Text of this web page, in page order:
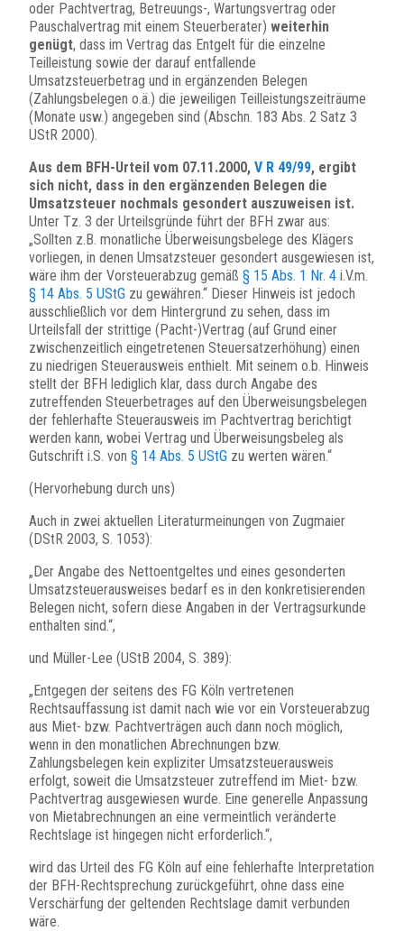
oder Pachtvertrag, Betreuungs-, Wartungsvertrag oder
Pauschalvertrag mit einem Steuerberater) weiterhin
genügt, dass im Vertrag das Entgelt für die einzelne
Teilleistung sowie der darauf entfallende
Umsatzsteuerbetrag und in ergänzenden Belegen
(Zahlungsbelegen o.ä.) die jeweiligen Teilleistungszeiträume
(Monate usw.) angegeben sind (Abschn. 183 Abs. 2 Satz 3
UStR 2000).
Aus dem BFH-Urteil vom 07.11.2000, V R 49/99, ergibt
sich nicht, dass in den ergänzenden Belegen die
Umsatzsteuer nochmals gesondert auszuweisen ist.
Unter Tz. 3 der Urteilsgründe führt der BFH zwar aus:
„Sollten z.B. monatliche Überweisungsbelege des Klägers
vorliegen, in denen Umsatzsteuer gesondert ausgewiesen ist,
wäre ihm der Vorsteuerabzug gemäß § 15 Abs. 1 Nr. 4 i.V.m.
§ 14 Abs. 5 UStG zu gewähren.“ Dieser Hinweis ist jedoch
ausschließlich vor dem Hintergrund zu sehen, dass im
Urteilsfall der strittige (Pacht-)Vertrag (auf Grund einer
zwischenzeitlich eingetretenen Steuersatzerhöhung) einen
zu niedrigen Steuerausweis enthielt. Mit seinem o.b. Hinweis
stellt der BFH lediglich klar, dass durch Angabe des
zutreffenden Steuerbetrages auf den Überweisungsbelegen
der fehlerhafte Steuerausweis im Pachtvertrag berichtigt
werden kann, wobei Vertrag und Überweisungsbeleg als
Gutschrift i.S. von § 14 Abs. 5 UStG zu werten wären.“
(Hervorhebung durch uns)
Auch in zwei aktuellen Literaturmeinungen von Zugmaier
(DStR 2003, S. 1053):
„Der Angabe des Nettoentgeltes und eines gesonderten
Umsatzsteuerausweises bedarf es in den konkretisierenden
Belegen nicht, sofern diese Angaben in der Vertragsurkunde
enthalten sind.“,
und Müller-Lee (UStB 2004, S. 389):
„Entgegen der seitens des FG Köln vertretenen
Rechtsauffassung ist damit nach wie vor ein Vorsteuerabzug
aus Miet- bzw. Pachtverträgen auch dann noch möglich,
wenn in den monatlichen Abrechnungen bzw.
Zahlungsbelegen kein expliziter Umsatzsteuerausweis
erfolgt, soweit die Umsatzsteuer zutreffend im Miet- bzw.
Pachtvertrag ausgewiesen wurde. Eine generelle Anpassung
von Mietabrechnungen an eine vermeintlich veränderte
Rechtslage ist hingegen nicht erforderlich.“,
wird das Urteil des FG Köln auf eine fehlerhafte Interpretation
der BFH-Rechtsprechung zurückgeführt, ohne dass eine
Verschärfung der geltenden Rechtslage damit verbunden
wäre.